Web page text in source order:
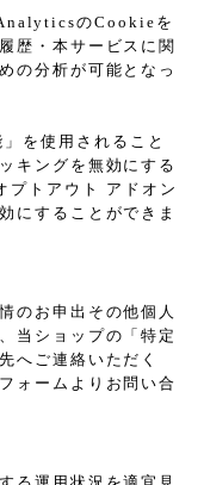
のCookieを
歴・本サービスに関
の分析が可能となっ
を使用されること
キングを無効にする
トアウト アドオン
にすることができま
のお申出その他個人
当ショップの「特定
へご連絡いただく
ォームよりお問い合